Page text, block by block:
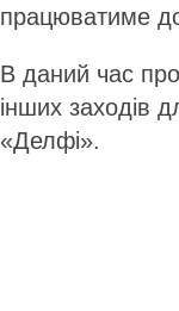
працюватиме
В даний час
інших заходів
«Делфі».